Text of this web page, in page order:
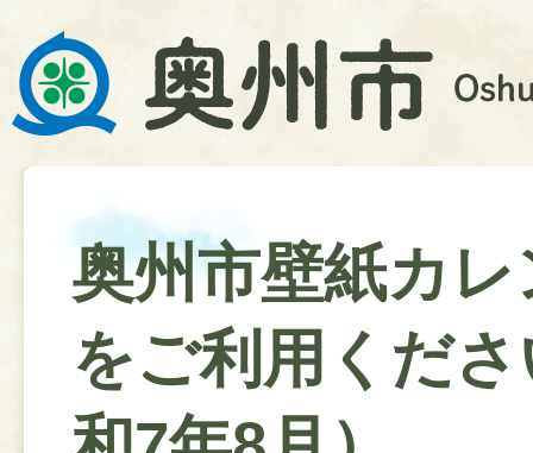
奥州市壁紙カ
をご利用くだ